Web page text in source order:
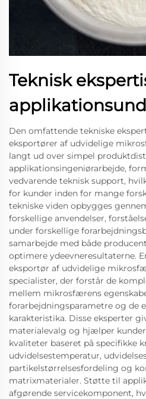
Teknisk
Den omfattende tekniske
eksportører af udvidelige
langt ud over simpel
applikationsingeniørarbejde,
vedvarende teknisk support,
for kunder inden for mange
tekniske viden opbygges
forskellige anvendelser,
under forskellige
samarbejde med både
optimere ydeevneresultaterne.
eksportør af udvidelige
specialister, der forstår de
mellem mikrosfærens
forarbejdningsparametre og de
karakteristika. Disse eksperter
materialevalg og hjælper
kvaliteter baseret på specifikke
udvidelsestemperatur,
partikelstørrelsesfordeling og
matrixmaterialer. Støtte til
afgørende servicekomponent,